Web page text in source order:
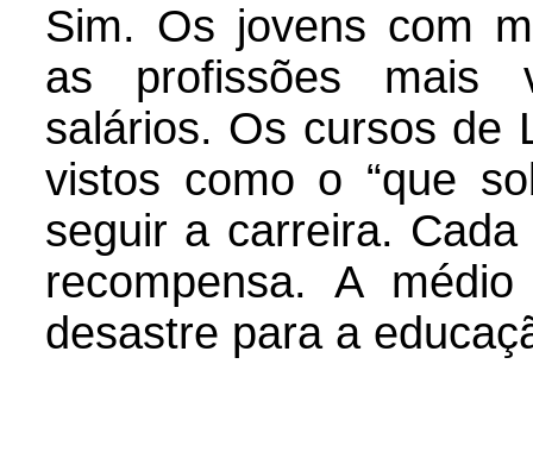
Sim. Os jovens com
as profissões mais
salários. Os cursos de
vistos como o “que
seguir a carreira.
recompensa. A
desastre para a